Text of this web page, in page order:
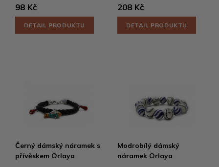
98 Kč
DETAIL PRODUKTU
208 Kč
DETAIL PRODUKTU
Černý dámský náramek s
přívěskem Orlaya
Modrobílý dámský
náramek Orlaya